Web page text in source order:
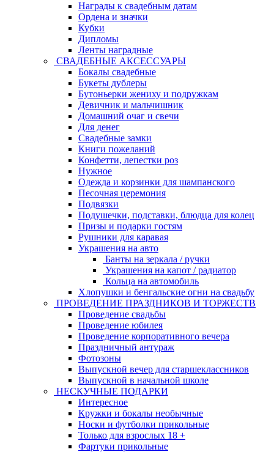
Награды к свадебным датам
Ордена и значки
Кубки
Дипломы
Ленты наградные
СВАДЕБНЫЕ АКСЕССУАРЫ
Бокалы свадебные
Букеты дублеры
Бутоньерки жениху и подружкам
Девичник и мальчишник
Домашний очаг и свечи
Для денег
Свадебные замки
Книги пожеланий
Конфетти, лепестки роз
Нужное
Одежда и корзинки для шампанского
Песочная церемония
Подвязки
Подушечки, подставки, блюдца для колец
Призы и подарки гостям
Рушники для каравая
Украшения на авто
Банты на зеркала / ручки
Украшения на капот / радиатор
Кольца на автомобиль
Хлопушки и бенгальские огни на свадьбу
ПРОВЕДЕНИЕ ПРАЗДНИКОВ И ТОРЖЕСТВ
Проведение свадьбы
Проведение юбилея
Проведение корпоративного вечера
Праздничный антураж
Фотозоны
Выпускной вечер для старшеклассников
Выпускной в начальной школе
НЕСКУЧНЫЕ ПОДАРКИ
Интересное
Кружки и бокалы необычные
Носки и футболки прикольные
Только для взрослых 18 +
Фартуки прикольные